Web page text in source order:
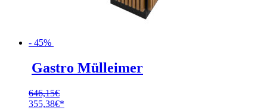
- 45%
Gastro Mülleimer
646,15€
Ursprünglicher
355,38€